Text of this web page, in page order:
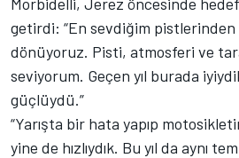
getirdi: “En sevdiğim pistlerinden
dönüyoruz. Pisti, atmosferi ve
seviyorum. Geçen yıl burada
güçlüydü.”
“Yarışta bir hata yapıp
yine de hızlıydık. Bu yıl da aynı